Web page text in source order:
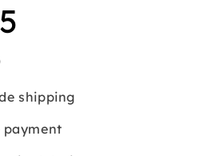
shipping
payment